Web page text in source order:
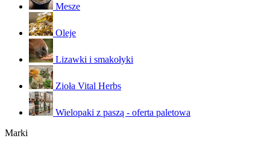
Mesze
Oleje
Lizawki i smakołyki
Zioła Vital Herbs
Wielopaki z paszą - oferta paletowa
Marki